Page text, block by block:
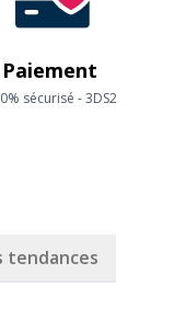
Paiement
sécurisé - 3DS2
tendances